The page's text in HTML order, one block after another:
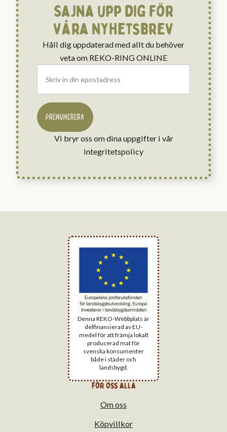
Sajna upp dig för
våra nyhetsbrev
Håll dig uppdaterad med allt du behöver
veta om REKO-RING ONLINE
Email
PRENUMERERA
Vi bryr oss om dina uppgifter i vår
integritetspolicy
för oss alla
Om oss
Köpvillkor
Denna REKO-Webbplats är
delfinansierad av EU-
medel för att främja lokalt
producerad mat för
svenska konsumenter
både i städer och
landsbygd.